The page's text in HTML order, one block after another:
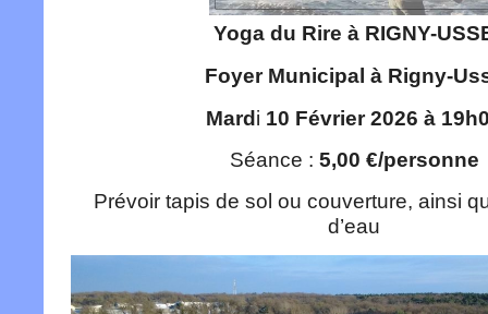
Yoga du Rire à RIGNY-
Foyer Municipal à Rigny-
Mard i 10 Février 2026 à
Séance : 5,00 €/personne
Prévoir tapis de sol ou couverture, ainsi
d’eau